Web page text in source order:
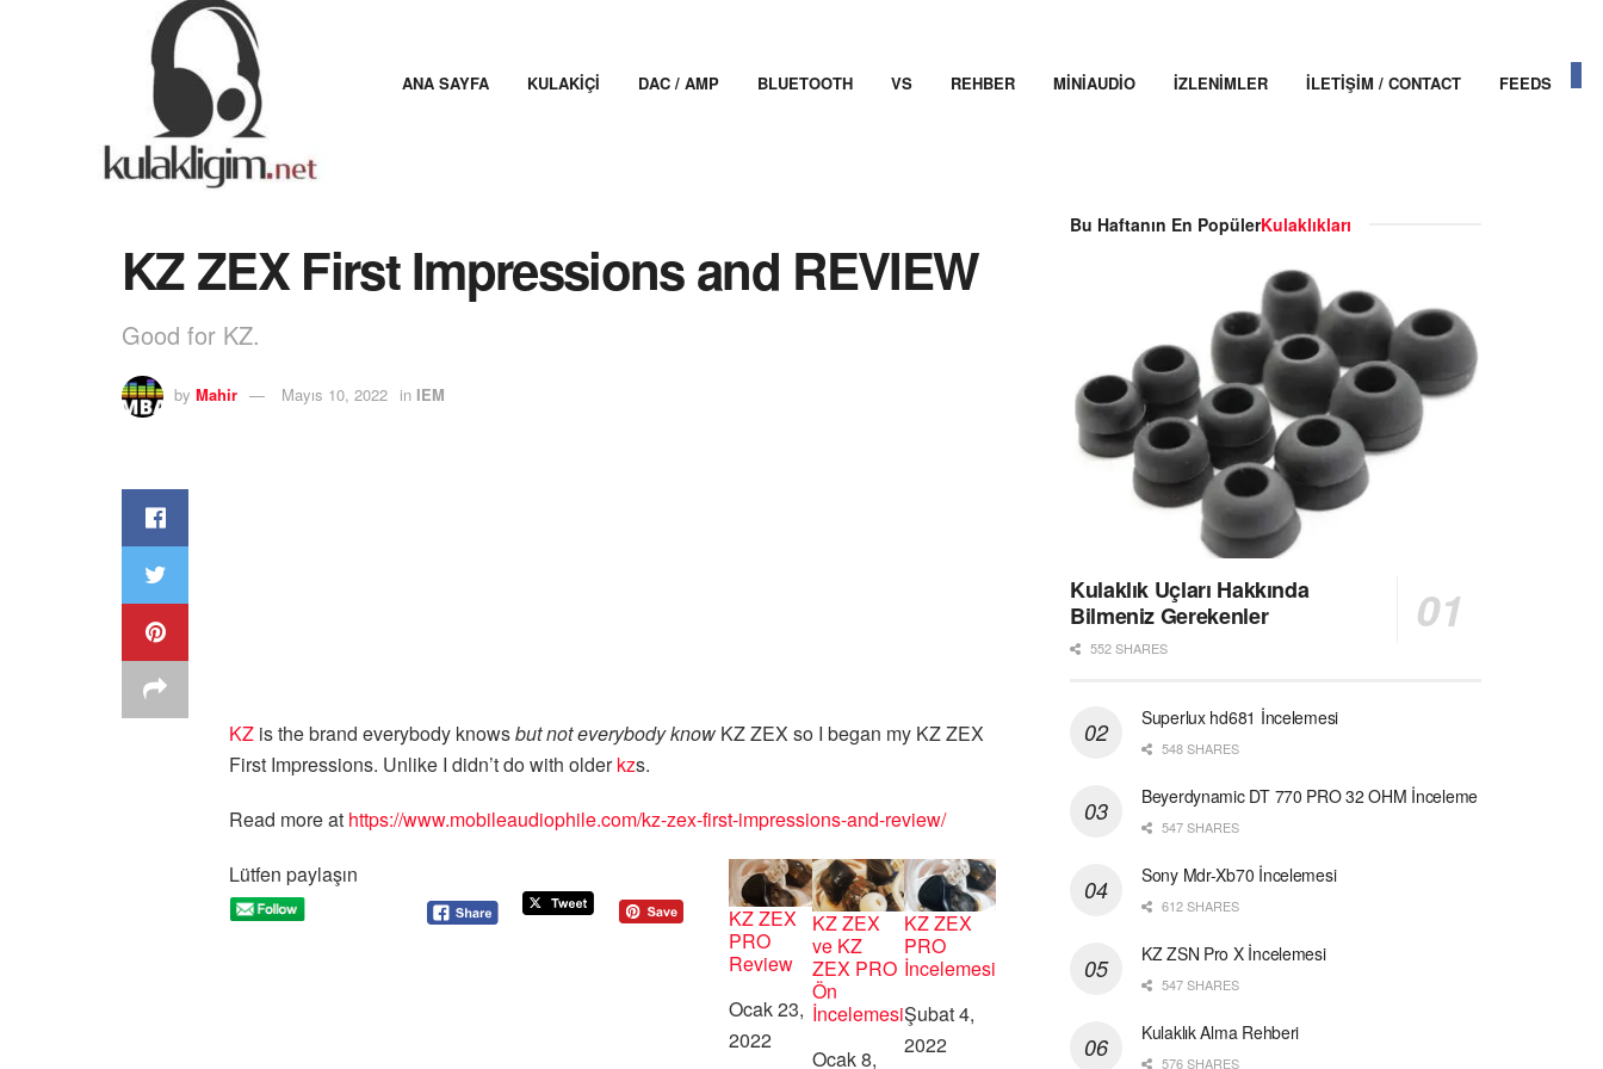
ANA SAYFA KULAKIÇI DAC / AMP BLUETOOTH VS REHBER MINIAUDIO İZLENIMLER İLETIŞIM / CONTACT FEEDS
KZ ZEX First Impressions and REVIEW
Good for KZ.
by Mahir Mayıs 10, 2022 in IEM
KZ is the brand everybody knowsbut not everybody know KZ ZEX so I began my KZ ZEX
First Impressions. Unlike I didn’t do with olderkzs.
Read more at https://www.mobileaudiophile.com/kz-zex-first-impressions-and-review/
Lütfen paylaşın
KZ ZEX
PRO
Review
Tarih
Ocak 23,
2022
KZ ZEX
ve KZ
ZEX PRO
Ön
İncelemesi
Tarih
Ocak 8,
KZ ZEX
PRO
İncelemesi
Tarih
Şubat 4,
2022
Bu Haftanın En PopülerKulaklıkları
Kulaklık Uçları Hakkında
Bilmeniz Gerekenler
552 SHARES
Superlux hd681 İncelemesi
548 SHARES
Beyerdynamic DT 770 PRO 32 OHM İnceleme
547 SHARES
Sony Mdr-Xb70 İncelemesi
612 SHARES
KZ ZSN Pro X İncelemesi
547 SHARES
Kulaklık Alma Rehberi
576 SHARES